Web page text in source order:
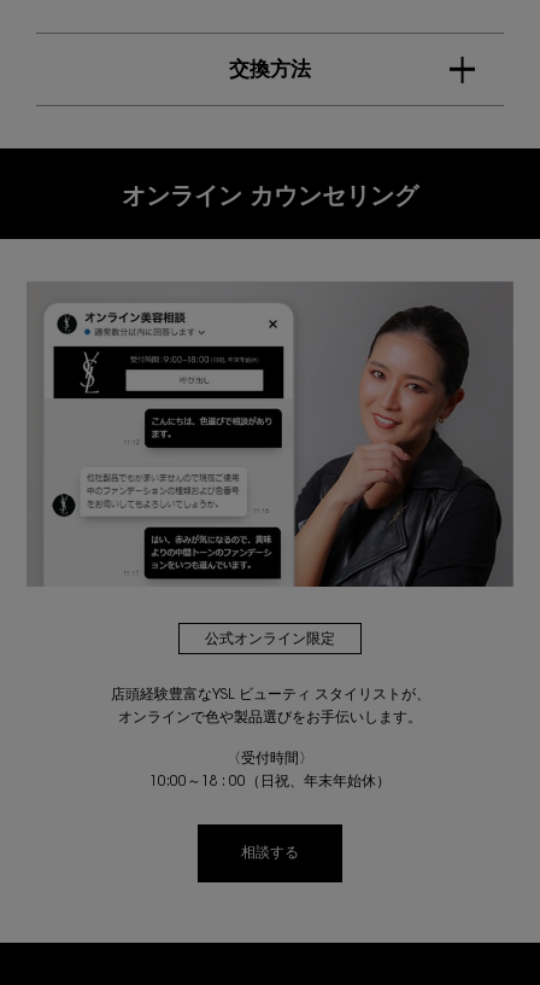
交換方法
オンライン カウンセリング
公式オンライン限定
店頭経験豊富なYSL ビューティ スタイリストが、
オンラインで色や製品選びをお手伝いします。
〈受付時間〉
10:00～18 : 00（日祝、年末年始休）
相談する